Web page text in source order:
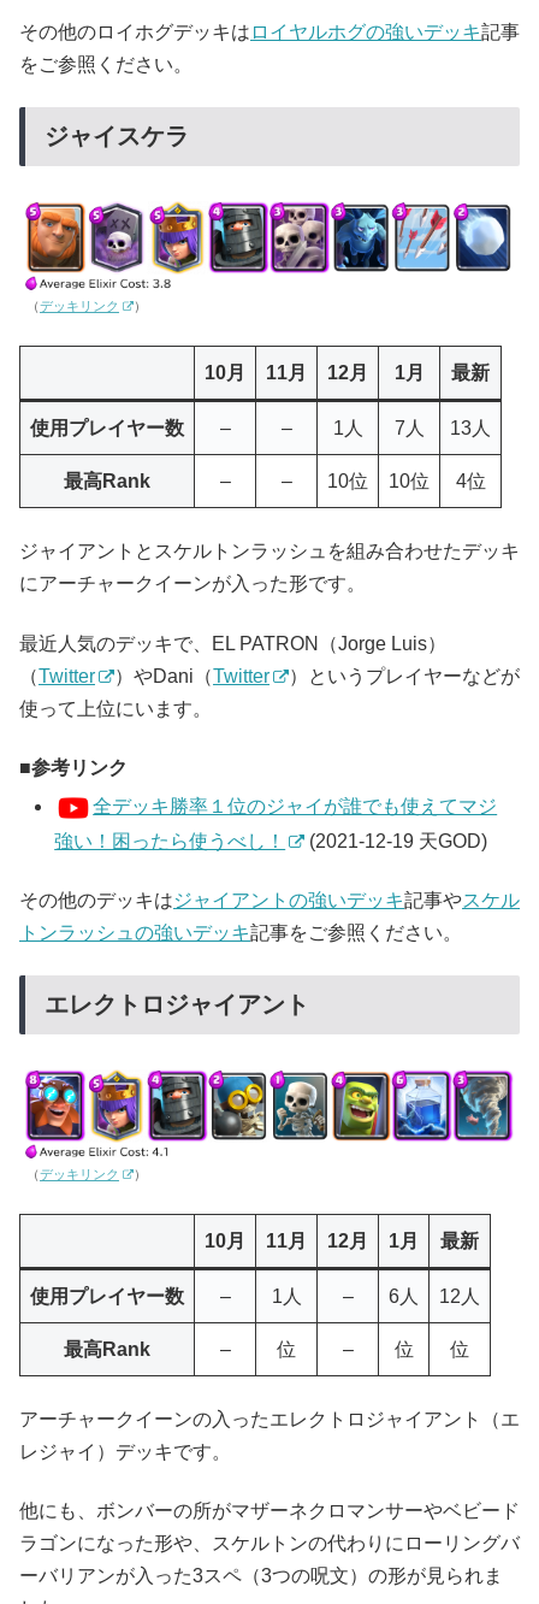
その他のロイホグデッキは ロイヤルホグの強いデッキ記事
をご参照ください。
ジャイスケラ
（デッキリンク ）
10月 11月 12月 1月 最新
使用プレイヤー数 – – 1人 7人 13人
最高Rank – – 10位 10位 4位
ジャイアントとスケルトンラッシュを組み合わせたデッキ
にアーチャークイーンが入った形です。
最近人気のデッキで、EL PATRON（Jorge Luis）
（Twitter ）やDani（Twitter
）というプレイヤーなどが
使って上位にいます。
参考リンク
全デッキ勝率１位のジャイが誰でも使えてマジ
強い！困ったら使うべし！
(2021-12-19 天GOD)
その他のデッキはジャイアントの強いデッキ記事やスケル
トンラッシュの強いデッキ記事をご参照ください。
エレクトロジャイアント
（デッキリンク ）
10月 11月 12月 1月 最新
使用プレイヤー数 – 1人 – 6人 12人
最高Rank – 位 – 位 位
アーチャークイーンの入ったエレクトロジャイアント（エ
レジャイ）デッキです。
他にも、ボンバーの所がマザーネクロマンサーやベビード
ラゴンになった形や、スケルトンの代わりにローリングバ
ーバリアンが入った3スペ（3つの呪文）の形が見られま